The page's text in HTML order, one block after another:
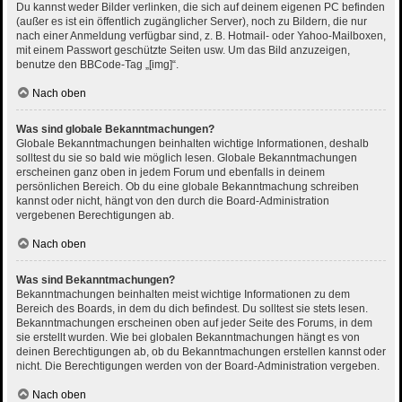
Du kannst weder Bilder verlinken, die sich auf deinem eigenen PC befinden
(außer es ist ein öffentlich zugänglicher Server), noch zu Bildern, die nur
nach einer Anmeldung verfügbar sind, z. B. Hotmail- oder Yahoo-Mailboxen,
mit einem Passwort geschützte Seiten usw. Um das Bild anzuzeigen,
benutze den BBCode-Tag „[img]“.
Nach oben
Was sind globale Bekanntmachungen?
Globale Bekanntmachungen beinhalten wichtige Informationen, deshalb
solltest du sie so bald wie möglich lesen. Globale Bekanntmachungen
erscheinen ganz oben in jedem Forum und ebenfalls in deinem
persönlichen Bereich. Ob du eine globale Bekanntmachung schreiben
kannst oder nicht, hängt von den durch die Board-Administration
vergebenen Berechtigungen ab.
Nach oben
Was sind Bekanntmachungen?
Bekanntmachungen beinhalten meist wichtige Informationen zu dem
Bereich des Boards, in dem du dich befindest. Du solltest sie stets lesen.
Bekanntmachungen erscheinen oben auf jeder Seite des Forums, in dem
sie erstellt wurden. Wie bei globalen Bekanntmachungen hängt es von
deinen Berechtigungen ab, ob du Bekanntmachungen erstellen kannst oder
nicht. Die Berechtigungen werden von der Board-Administration vergeben.
Nach oben